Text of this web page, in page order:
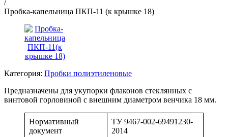
/
Пробка-капельница ПКП-11 (к крышке 18)
Категория: Пробки полиэтиленовые
Предназначены для укупорки флаконов стеклянных с
винтовой горловиной с внешним диаметром венчика 18 мм.
Нормативный
документ
ТУ 9467-002-69491230-
2014